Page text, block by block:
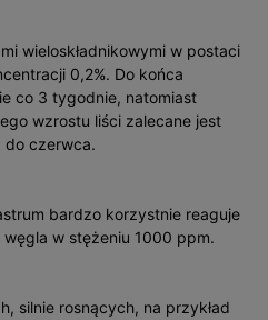
wieloskładnikowymi w postaci
0,2%. Do końca
co 3 tygodnie, natomiast
wzrostu liści zalecane jest
do czerwca.
bardzo korzystnie reaguje
w stężeniu 1000 ppm.
silnie rosnących, na przykład